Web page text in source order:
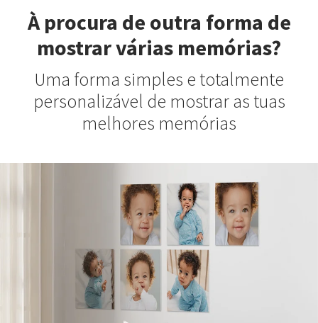
À procura de outra forma de
mostrar várias memórias?
Uma forma simples e totalmente
personalizável de mostrar as tuas
melhores memórias